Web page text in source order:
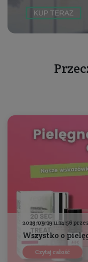
2023-09-19 11:14:56
Wszystko o
Czytaj całość